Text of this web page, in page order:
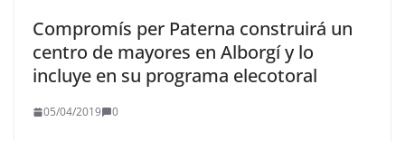
Compromís per Paterna construirá un
centro de mayores en Alborgí y lo
incluye en su programa elecotoral
05/04/2019 0